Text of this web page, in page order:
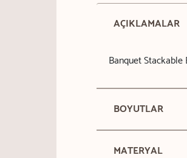
AÇIKLAMALAR
Banquet Stackable
BOYUTLAR
MATERYAL